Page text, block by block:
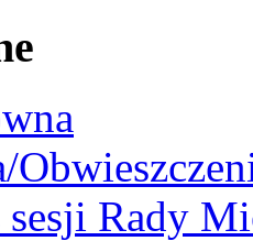
sesji Rady